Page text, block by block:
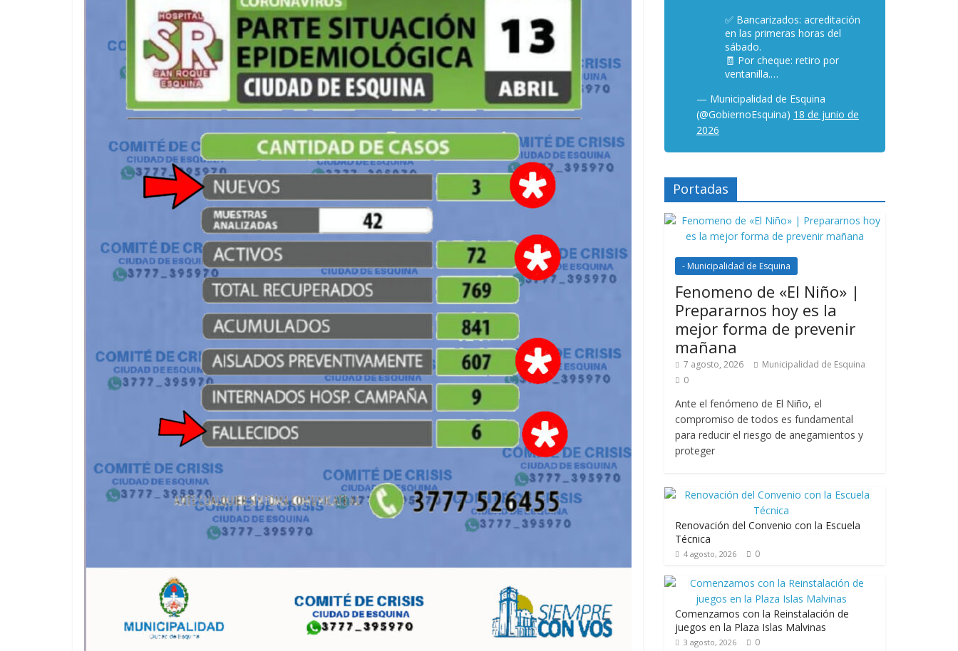
✅ Bancarizados: acreditación
en las primeras horas del
sábado.
🧾 Por cheque: retiro por
ventanilla.…
— Municipalidad de Esquina
(@GobiernoEsquina) 18 de junio de
2026
Portadas
- Municipalidad de Esquina
Fenomeno de «El Niño» |
Prepararnos hoy es la
mejor forma de prevenir
mañana
7 agosto, 2026
Municipalidad de Esquina
0
Ante el fenómeno de El Niño, el
compromiso de todos es fundamental
para reducir el riesgo de anegamientos y
proteger
Renovación del Convenio con la Escuela
Técnica
4 agosto, 2026 0
Comenzamos con la Reinstalación de
juegos en la Plaza Islas Malvinas
3 agosto, 2026 0